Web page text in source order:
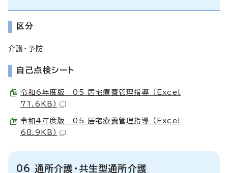
区分
介護・予防
自己点検シート
令和6年度版 05 居宅療養管理指導 （Excel
71.6KB）
令和4年度版 05 居宅療養管理指導 （Excel
68.9KB）
06 通所介護・共生型通所介護